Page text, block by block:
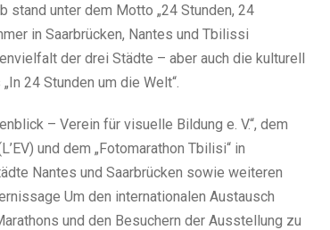
stand unter dem Motto „24 Stunden, 24
in Saarbrücken, Nantes und Tbilissi
der drei Städte – aber auch die kulturell
24 Stunden um die Welt“.
– Verein für visuelle Bildung e. V.“, dem
und dem „Fotomarathon Tbilisi“ in
Nantes und Saarbrücken sowie weiteren
Um den internationalen Austausch
und den Besuchern der Ausstellung zu